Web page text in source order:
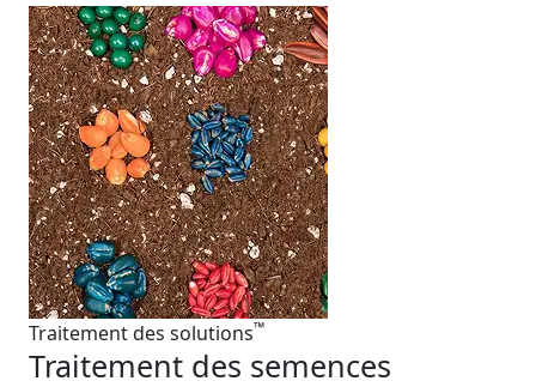
Traitement des solutions™
Traitement des semences